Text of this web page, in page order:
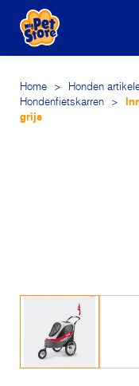
Home > Honden
Hondenfietskarren
>
grijs